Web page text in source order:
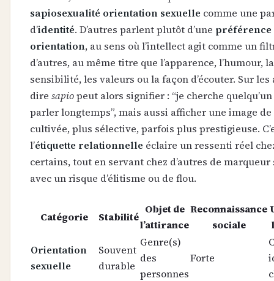
sapiosexualité orientation sexuelle comme une
d’identité. D’autres parlent plutôt d’une préférence
orientation, au sens où l’intellect agit comme un
d’autres, au même titre que l’apparence, l’humour, la
sensibilité, les valeurs ou la façon d’écouter. Sur les
dire sapiopeut alors signifier : “je cherche
parler longtemps”, mais aussi afficher une image
cultivée, plus sélective, parfois plus prestigieuse.
l’étiquette relationnelle éclaire un ressenti réel
certains, tout en servant chez d’autres de marqueur
avec un risque d’élitisme ou de flou.
Catégorie Stabilité
Objet de
l’attirance
Reconnaissance
sociale
Orientation
sexuelle
Souvent
durable
Genre(s)
des
personnes
Forte